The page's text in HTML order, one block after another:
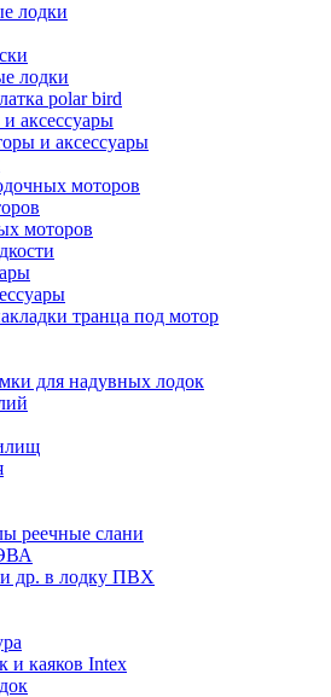
лодки
лодки
polar bird
аксессуары
и аксессуары
моторов
моторов
транца под мотор
для надувных лодок
реечные слани
др. в лодку ПВХ
и каяков Intex